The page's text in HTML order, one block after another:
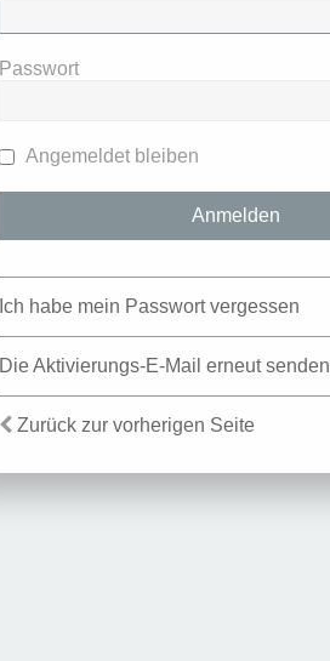
Passwort
Angemeldet bleiben
Ich habe mein Passwort vergessen
Die Aktivierungs-E-Mail erneut senden
Zurück zur vorherigen Seite